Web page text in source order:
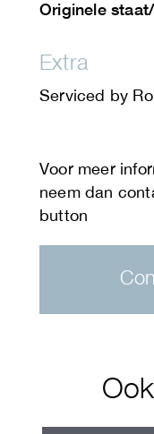
Originele
Extra
Serviced by